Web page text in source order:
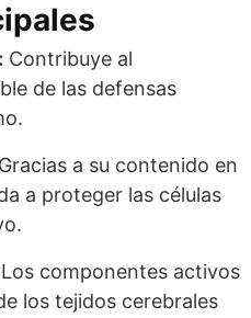
Contribuye al
de las defensas
Gracias a su contenido en
a proteger las células
Los componentes activos
los tejidos cerebrales